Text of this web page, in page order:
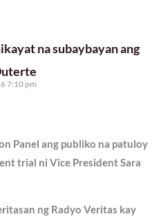
na subaybayan ang
7:10 pm
Panel ang publiko na patuloy
trial ni Vice President Sara
ng Radyo Veritas kay